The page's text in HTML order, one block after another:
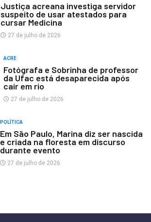
Justiça acreana investiga servidor
suspeito de usar atestados para
cursar Medicina
27 de julho de 2026
ACRE
Fotógrafa e Sobrinha de professor
da Ufac está desaparecida após
cair em rio
27 de julho de 2026
POLÍTICA
Em São Paulo, Marina diz ser nascida
e criada na floresta em discurso
durante evento
27 de julho de 2026